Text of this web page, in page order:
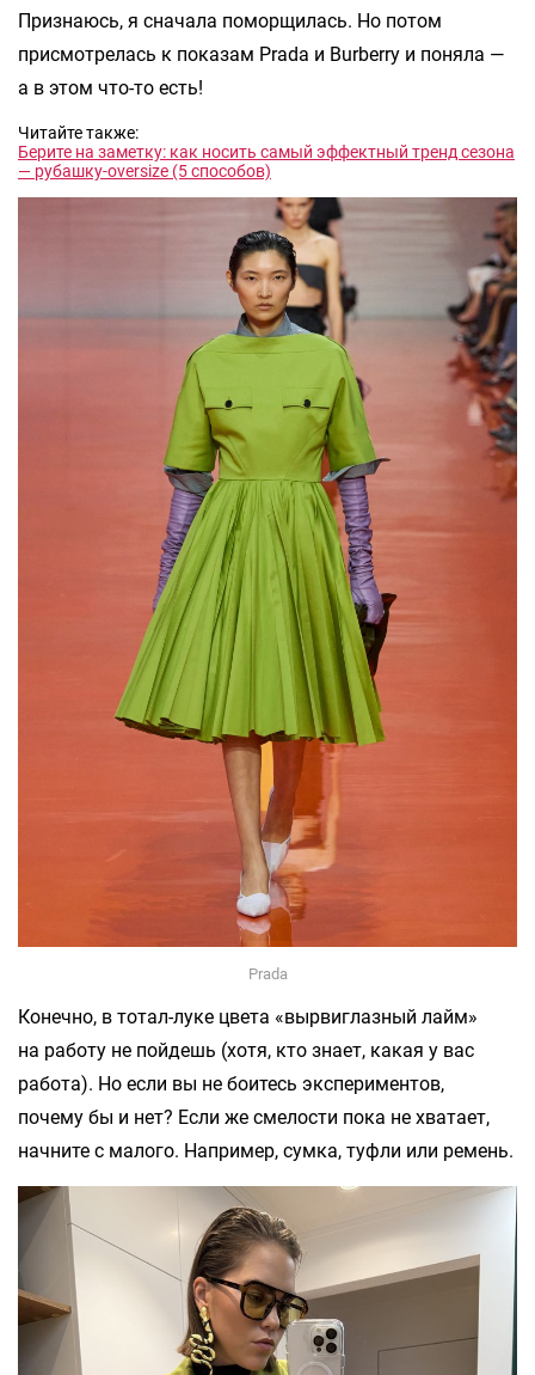
Признаюсь, я сначала поморщилась. Но потом
присмотрелась к показам Prada и Burberry и поняла —
а в этом что-то есть!
Читайте также:
Берите на заметку: как носить самый эффектный тренд сезона
— рубашку-oversize (5 способов)
Prada
Конечно, в тотал-луке цвета «вырвиглазный лайм»
на работу не пойдешь (хотя, кто знает, какая у вас
работа). Но если вы не боитесь экспериментов,
почему бы и нет? Если же смелости пока не хватает,
начните с малого. Например, сумка, туфли или ремень.